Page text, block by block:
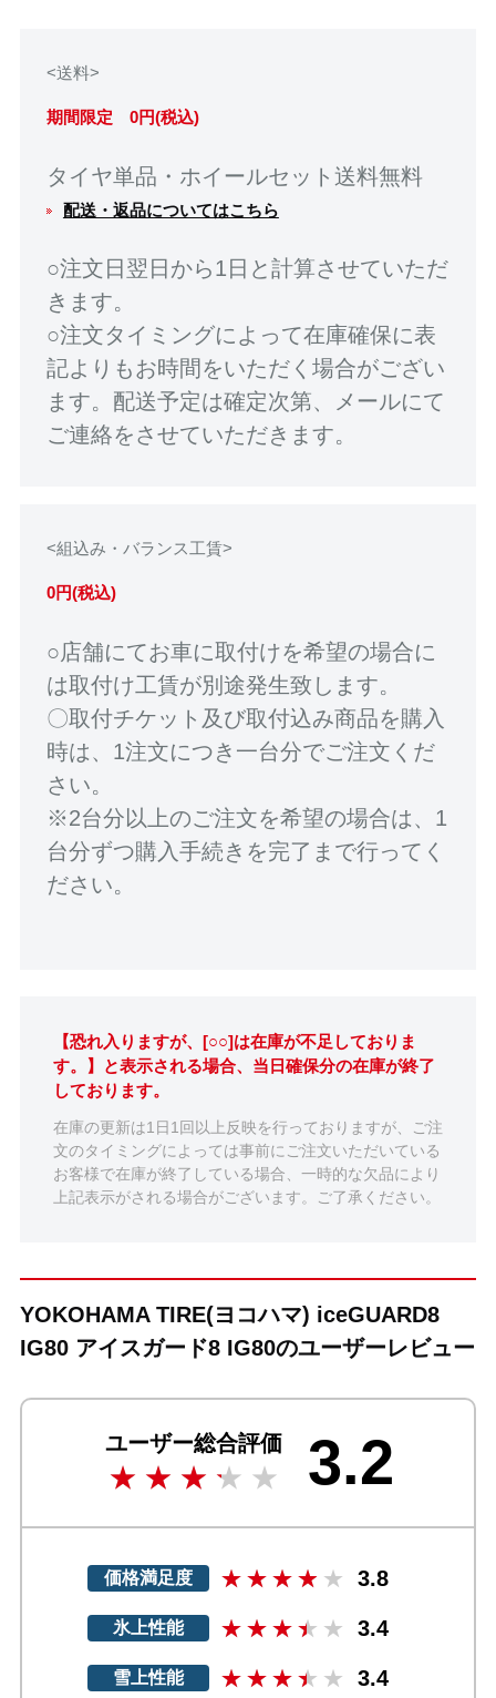
<送料>
期間限定 0円(税込)
タイヤ単品・ホイールセット送料無料
配送・返品についてはこちら
○注文日翌日から1日と計算させていただ
きます。
○注文タイミングによって在庫確保に表
記よりもお時間をいただく場合がござい
ます。配送予定は確定次第、メールにて
ご連絡をさせていただきます。
<組込み・バランス工賃>
0円(税込)
○店舗にてお車に取付けを希望の場合に
は取付け工賃が別途発生致します。
〇取付チケット及び取付込み商品を購入
時は、1注文につき一台分でご注文くだ
さい。
※2台分以上のご注文を希望の場合は、1
台分ずつ購入手続きを完了まで行ってく
ださい。
【恐れ入りますが、[○○]は在庫が不足しておりま
す。】と表示される場合、当日確保分の在庫が終了
しております。
在庫の更新は1日1回以上反映を行っておりますが、ご注
文のタイミングによっては事前にご注文いただいている
お客様で在庫が終了している場合、一時的な欠品により
上記表示がされる場合がございます。ご了承ください。
YOKOHAMA TIRE(ヨコハマ) iceGUARD8
IG80 アイスガード8 IG80のユーザーレビュー
ユーザー総合評価 3.2
価格満足度 3.8
氷上性能 3.4
雪上性能 3.4